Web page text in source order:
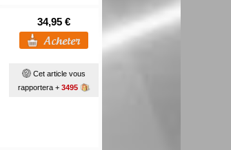
34,95 €
Cet article vous
rapportera + 3495